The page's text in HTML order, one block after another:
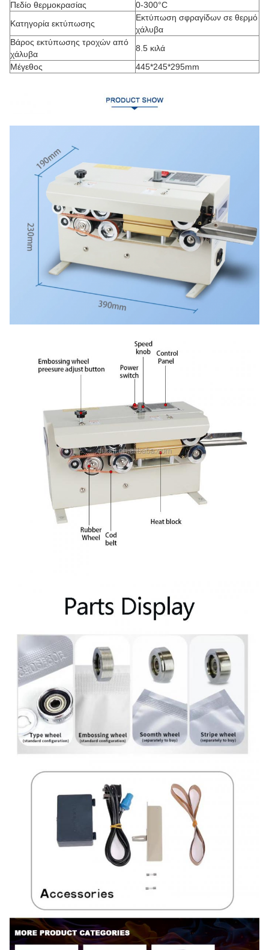
Πεδίο θερμοκρασίας
0-300°C
Κατηγορία εκτύπωσης
Εκτύπωση σφραγίδων σε θερμό
χάλυβα
Βάρος εκτύπωσης τροχών από
χάλυβα
8.5 κιλά
Μέγεθος
445*245*295mm